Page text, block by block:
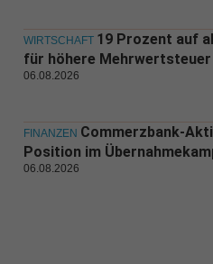
WIRTSCHAFT 19 Prozent auf
für höhere Mehrwertsteuer
06.08.2026
FINANZEN Commerzbank-
Position im
06.08.2026